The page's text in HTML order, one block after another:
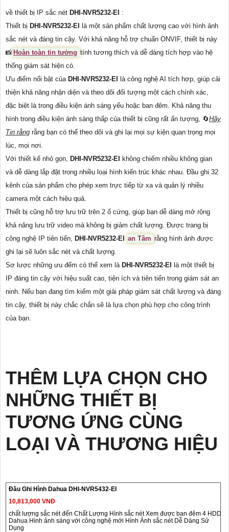
về thiết bị IP sắc nét DHI-NVR5232-EI :
Thiết bị DHI-NVR5232-EI
là một sản phẩm chất lượng cao với hình ảnh
sắc nét và đáng tin cậy. Với khả năng hỗ trợ chuẩn ONVIF, thiết bị này
📸 Hoàn toàn tin tưởng tính tương thích và dễ dàng tích hợp vào hệ
thống giám sát hiện có.
Ưu điểm nổi bật của DHI-NVR5232-EI
là công nghệ AI tích hợp, giúp cải
thiện khả năng nhận diện và theo dõi đối tượng một cách chính xác,
đặc biệt là trong điều kiện ánh sáng yếu hoặc ban đêm. Khả năng thu
hình trong điều kiện ánh sáng thấp của thiết bị cũng rất ấn tượng, 🔄Hãy
Tin rằng rằng bạn có thể theo dõi và ghi lại mọi sự kiện quan trọng mọi
lúc, mọi nơi.
Với thiết kế nhỏ gọn,
DHI-NVR5232-EI
không chiếm nhiều không gian
và dễ dàng lắp đặt trong nhiều loại hình kiến trúc khác nhau. Đầu ghi 32
kênh của sản phẩm cho phép xem trực tiếp từ xa và quản lý nhiều
camera một cách hiệu quả.
Thiết bị cũng hỗ trợ lưu trữ trên 2 ổ cứng, giúp bạn dễ dàng mở rộng
khả năng lưu trữ video mà không bị giảm chất lượng. Được trang bị
công nghệ IP tiên tiến,
DHI-NVR5232-EI an Tâm rằng hình ảnh được
ghi lại sẽ luôn sắc nét và chất lượng.
Sơ lược những ưu đểm có thể xem là DHI-NVR5232-EI
là một thiết bị
IP đáng tin cậy với hiệu suất cao, tiện ích và tiên tiến trong giám sát an
ninh. Nếu bạn đang tìm kiếm một giải pháp giám sát chất lượng và đáng
tin cậy, thiết bị này chắc chắn sẽ là lựa chọn phù hợp cho công trình
của bạn.
THÊM LỰA CHỌN CHO
NHỮNG THIẾT BỊ
TƯƠNG ỨNG CÙNG
LOẠI VÀ THƯƠNG HIỆU
Đầu Ghi Hình Dahua DHI-NVR5432-EI
10,813,000 VNĐ
chất lượng sắc nét đến Chất Lượng Hình sắc nét Xem được ban đêm 4 HDD
Dahua Hình ảnh sáng với công nghệ mới Hình Ảnh sắc nét Dễ Dàng Sử
Dụng